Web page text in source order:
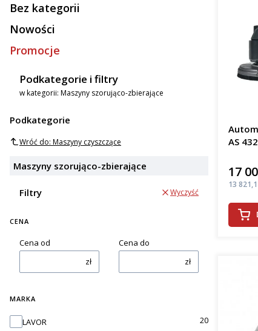
Kategoria - Bez kategorii
Bez kategorii
Nowości
Promocje
Podkategorie i filtry
w kategorii: Maszyny szorująco-zbierające
Podkategorie
Wróć do: Maszyny czyszczące
Maszyny szorująco-zbierające
Filtry Wyczyść
CENA
Cena od
zł
Cena do
zł
MARKA
Marka
LAVOR 20
AS
Cena
17
Cena
13